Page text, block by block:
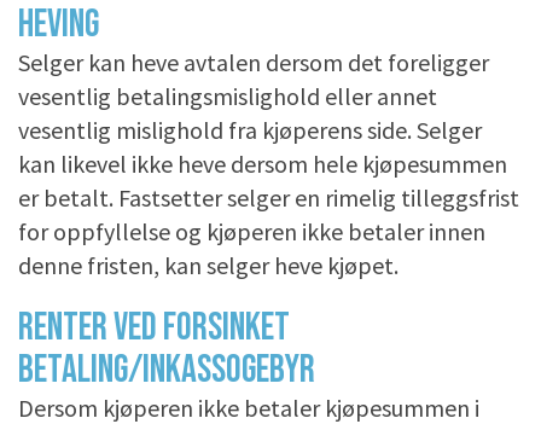
HEVING
Selger kan heve avtalen dersom det foreligger
vesentlig betalingsmislighold eller annet
vesentlig mislighold fra kjøperens side. Selger
kan likevel ikke heve dersom hele kjøpesummen
er betalt. Fastsetter selger en rimelig tilleggsfrist
for oppfyllelse og kjøperen ikke betaler innen
denne fristen, kan selger heve kjøpet.
RENTER VED FORSINKET
BETALING/INKASSOGEBYR
Dersom kjøperen ikke betaler kjøpesummen i